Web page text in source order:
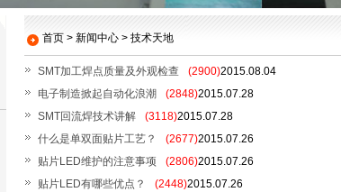
首页 > 新闻中心 > 技术天地
SMT加工焊点质量及外观检查 (2900)2015.08.04
电子制造掀起自动化浪潮
(2848)2015.07.28
SMT回流焊技术讲解
(3118)2015.07.28
什么是单双面贴片工艺？
(2677)2015.07.26
贴片LED维护的注意事项
(2806)2015.07.26
贴片LED有哪些优点？
(2448)2015.07.26